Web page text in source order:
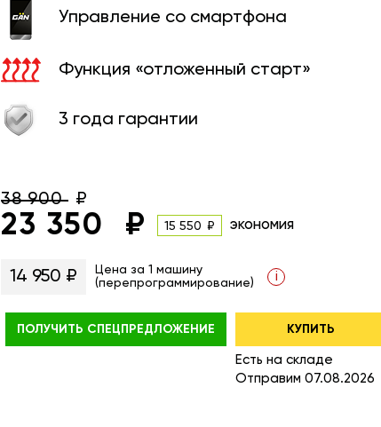
Управление со смартфона
Функция «отложенный старт»
3 года гарантии
38 900
23 350 15 550 экономия
14 950 ₽
Цена за 1 машину
(перепрограммирование)
i
ПОЛУЧИТЬ СПЕЦПРЕДЛОЖЕНИЕ КУПИТЬ
Есть на складе
Отправим 07.08.2026